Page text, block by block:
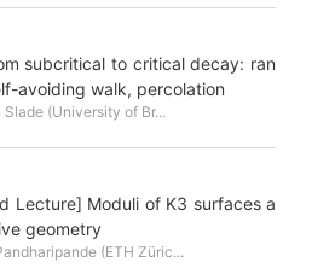
subcritical to critical decay: ran
avoiding walk, percolation
Slade (University of Br...
Lecture] Moduli of K3 surfaces a
geometry
(ETH Züric...